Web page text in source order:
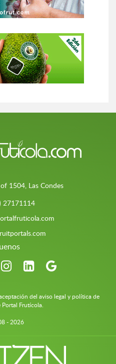
1504, Las Condes
27171114
del aviso legal y política de
Frutícola.
- 2026